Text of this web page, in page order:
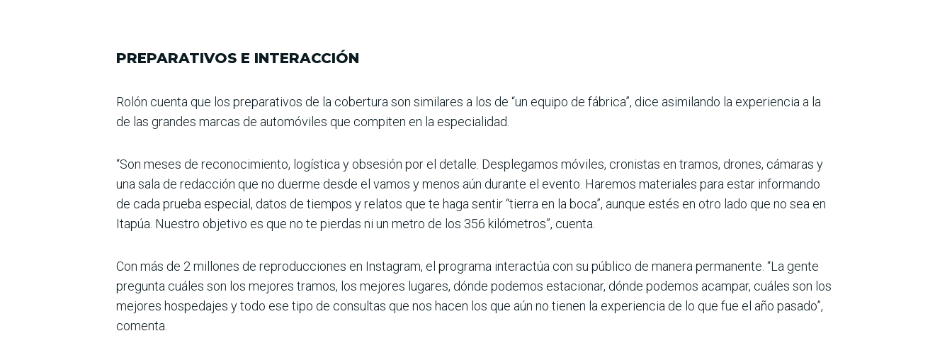
PREPARATIVOS E INTERACCIÓN
Rolón cuenta que los prepa­rativos de la cobertura son similares a los de “un equipo de fábrica”, dice asimilando la experiencia a la
de las gran­des marcas de automóviles que compiten en la especia­lidad.
“Son meses de reconoci­miento, logística y obsesión por el detalle. Desplegamos móviles, cronistas en tramos, drones, cámaras y
una sala de redacción que no duerme desde el vamos y menos aún durante el evento. Haremos materiales para estar infor­mando
de cada prueba espe­cial, datos de tiempos y relatos que te haga sentir “tierra en la boca”, aunque estés en otro lado que no sea en
Ita­púa. Nuestro objetivo es que no te pierdas ni un metro de los 356 kilómetros”, cuenta.
Con más de 2 millones de reproducciones en Insta­gram, el programa interactúa con su público de manera per­manente. “La gente
pregunta cuáles son los mejores tramos, los mejores lugares, dónde podemos estacionar, dónde podemos acampar, cuáles son los
mejores hospedajes y todo ese tipo de consultas que nos hacen los que aún no tienen la experiencia de lo que fue el año pasado”,
comenta.